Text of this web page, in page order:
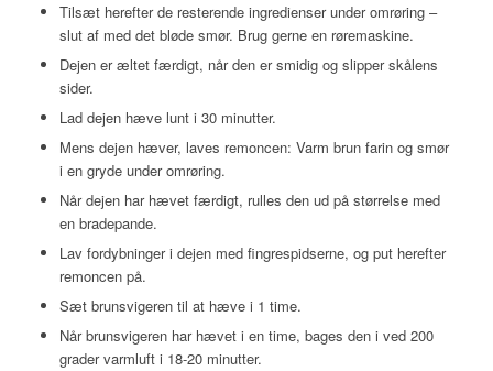
Tilsæt herefter de resterende ingredienser under omrøring –
slut af med det bløde smør. Brug gerne en røremaskine.
Dejen er æltet færdigt, når den er smidig og slipper skålens
sider.
Lad dejen hæve lunt i 30 minutter.
Mens dejen hæver, laves remoncen: Varm brun farin og smør
i en gryde under omrøring.
Når dejen har hævet færdigt, rulles den ud på størrelse med
en bradepande.
Lav fordybninger i dejen med fingrespidserne, og put herefter
remoncen på.
Sæt brunsvigeren til at hæve i 1 time.
Når brunsvigeren har hævet i en time, bages den i ved 200
grader varmluft i 18-20 minutter.